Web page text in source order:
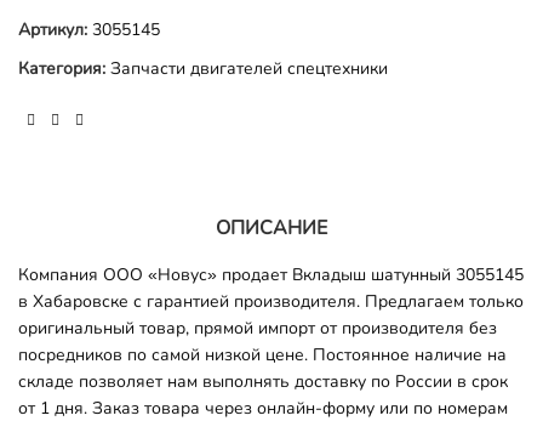
Артикул: 3055145
Категория: Запчасти двигателей спецтехники
ОПИСАНИЕ
Компания ООО «Новус» продает Вкладыш шатунный 3055145
в Хабаровске с гарантией производителя. Предлагаем только
оригинальный товар, прямой импорт от производителя без
посредников по самой низкой цене. Постоянное наличие на
складе позволяет нам выполнять доставку по России в срок
от 1 дня. Заказ товара через онлайн-форму или по номерам